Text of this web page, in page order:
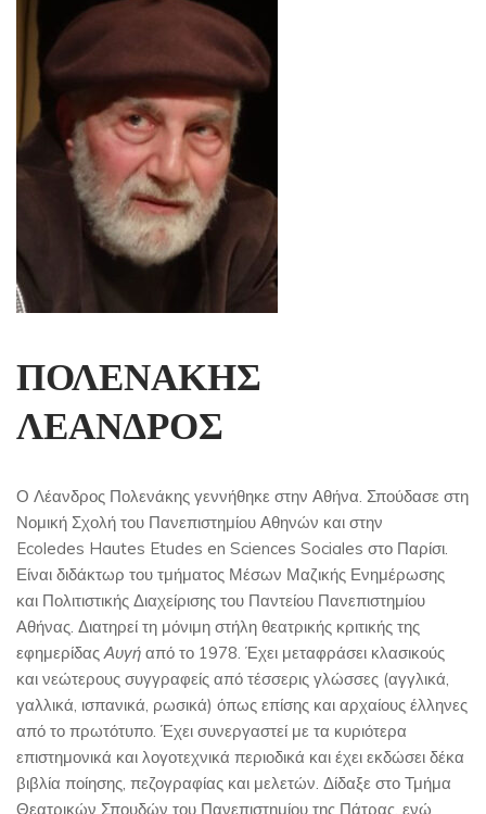
ΠΟΛΕΝΑΚΗΣ
ΛΕΑΝΔΡΟΣ
Ο Λέανδρος Πολενάκης γεννήθηκε στην Αθήνα. Σπούδασε στη
Νομική Σχολή του Πανεπιστημίου Αθηνών και στην
Ecoledes Hautes Etudes en Sciences Sociales στο Παρίσι.
Είναι διδάκτωρ του τμήματος Μέσων Μαζικής Ενημέρωσης
και Πολιτιστικής Διαχείρισης του Παντείου Πανεπιστημίου
Αθήνας. Διατηρεί τη μόνιμη στήλη θεατρικής κριτικής της
εφημερίδαςΑυγή από το 1978. Έχει μεταφράσει κλασικούς
και νεώτερους συγγραφείς από τέσσερις γλώσσες (αγγλικά,
γαλλικά, ισπανικά, ρωσικά) όπως επίσης και αρχαίους έλληνες
από το πρωτότυπο. Έχει συνεργαστεί με τα κυριότερα
επιστημονικά και λογοτεχνικά περιοδικά και έχει εκδώσει δέκα
βιβλία ποίησης, πεζογραφίας και μελετών. Δίδαξε στο Τμήμα
Θεατρικών Σπουδών του Πανεπιστημίου της Πάτρας, ενώ